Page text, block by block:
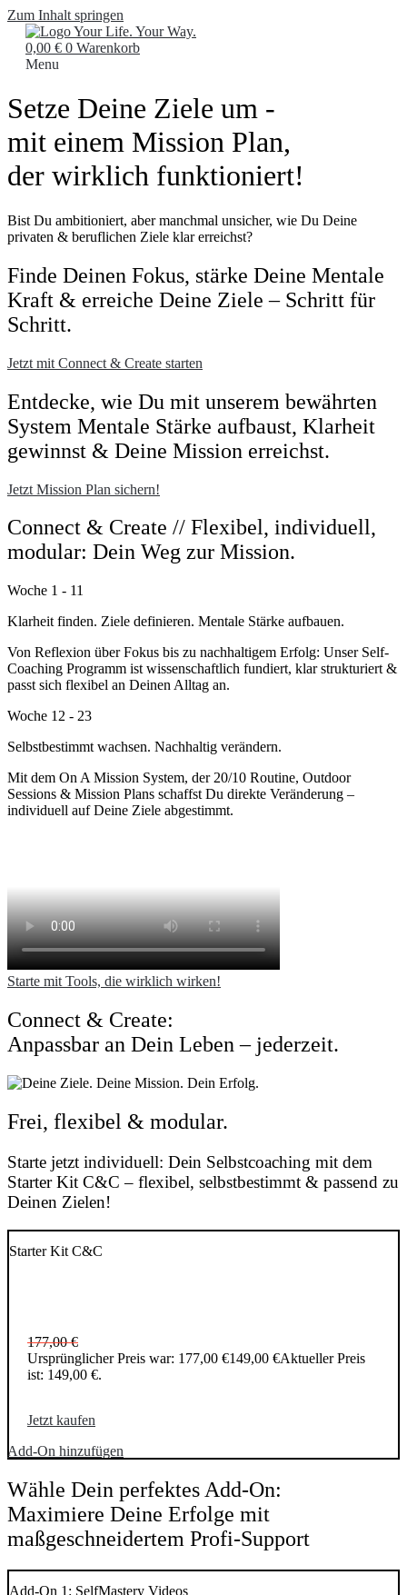
Zum Inhalt springen
0,00 € 0 Warenkorb
Menu
Setze Deine Ziele um -
mit einem Mission Plan,
der wirklich funktioniert!
Bist Du ambitioniert, aber manchmal unsicher, wie Du Deine
privaten & beruflichen Ziele klar erreichst?
Finde Deinen Fokus, stärke Deine Mentale
Kraft & erreiche Deine Ziele – Schritt für
Schritt.​
Jetzt mit Connect & Create starten
Entdecke, wie Du mit unserem bewährten
System Mentale Stärke aufbaust, Klarheit
gewinnst & Deine Mission erreichst.
Jetzt Mission Plan sichern!
Connect & Create // Flexibel, individuell,
modular: Dein Weg zur Mission.
Woche 1 - 11
Klarheit finden. Ziele definieren. Mentale Stärke aufbauen.
Von Reflexion über Fokus bis zu nachhaltigem Erfolg: Unser Self-
Coaching Programm ist wissenschaftlich fundiert, klar strukturiert &
passt sich flexibel an Deinen Alltag an.
Woche 12 - 23
Selbstbestimmt wachsen. Nachhaltig verändern.
Mit dem On A Mission System, der 20/10 Routine, Outdoor
Sessions & Mission Plans schaffst Du direkte Veränderung –
individuell auf Deine Ziele abgestimmt.
Starte mit Tools, die wirklich wirken!
Connect & Create:
Anpassbar an Dein Leben – jederzeit.
Frei, flexibel & modular.
Starte jetzt individuell: Dein Selbstcoaching mit dem
Starter Kit C&C – flexibel, selbstbestimmt & passend zu
Deinen Zielen!
Starter Kit C&C
177,00€
Ursprünglicher Preis war: 177,00 €149,00 €Aktueller Preis
ist: 149,00 €.
Jetzt kaufen
Add-On hinzufügen
Wähle Dein perfektes Add-On:
Maximiere Deine Erfolge mit
maßgeschneidertem Profi-Support
Add-On 1: SelfMastery Videos